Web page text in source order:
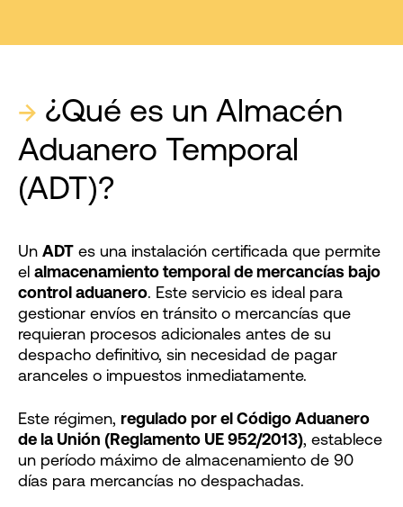
→ ¿Qué es un Almacén
Aduanero Temporal
(ADT)?
Un ADT es una instalación certificada que permite
el almacenamiento temporal de mercancías bajo
control aduanero. Este servicio es ideal para
gestionar envíos en tránsito o mercancías que
requieran procesos adicionales antes de su
despacho definitivo, sin necesidad de pagar
aranceles o impuestos inmediatamente.
Este régimen, regulado por el Código Aduanero
de la Unión (Reglamento UE 952/2013), establece
un período máximo de almacenamiento de 90
días para mercancías no despachadas.